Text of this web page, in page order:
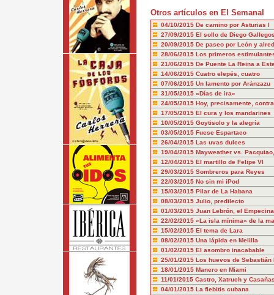
Otros artículos en El Semanal
04/10/2015 De camino por Asturias I
27/09/2015 El sollo de Diego
20/09/2015 De paseo por León y
28/06/2015 Los primeros
21/06/2015 De Puente La Reina a
14/06/2015 Cuatro elepés, cuatro
07/06/2015 Un lamento por Aránzazu
31/05/2015 «Días de ira»
24/05/2015 Hoy, precisamente,
17/05/2015 El cura y los mandarines
10/05/2015 Goytisolo y la alegría
03/05/2015 Fuese Espartaco
26/04/2015 Las uvas dulces
19/04/2015 Mayweather vs.
12/04/2015 El martillo de Felipe VI
29/03/2015 Sombreros para Reyes
22/03/2015 No sin mi iPod
15/03/2015 Pilar de La Habana
08/03/2015 Julio, predilecto
01/03/2015 Juan Lebrón, el
22/02/2015 «La isla mínima» de la
15/02/2015 El tema de Lara
08/02/2015 Una lápida en Melilla
01/02/2015 El asombro inacabable
25/01/2015 Los huevos de Sebastián
18/01/2015 Manero en Miami
11/01/2015 Castro, Xatruch y
04/01/2015 La flebitis cubana